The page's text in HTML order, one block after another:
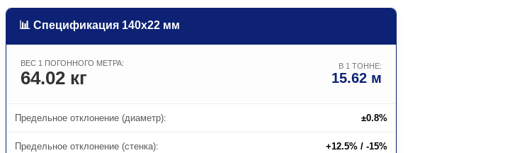
📊 Спецификация 140х22 мм
ВЕС 1 ПОГОННОГО МЕТРА:
64.02 кг
В 1 ТОННЕ:
15.62 м
Предельное отклонение (диаметр): ±0.8%
Предельное отклонение (стенка): +12.5% / -15%